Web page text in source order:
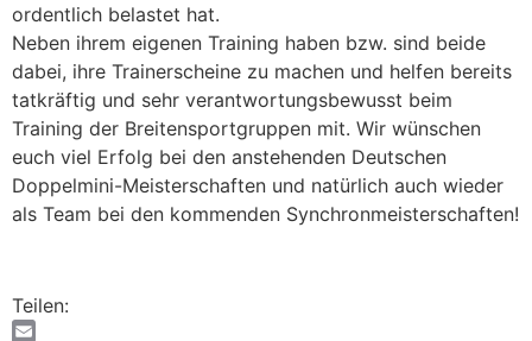
ordentlich belastet hat.
Neben ihrem eigenen Training haben bzw. sind beide
dabei, ihre Trainerscheine zu machen und helfen bereits
tatkräftig und sehr verantwortungsbewusst beim
Training der Breitensportgruppen mit. Wir wünschen
euch viel Erfolg bei den anstehenden Deutschen
Doppelmini-Meisterschaften und natürlich auch wieder
als Team bei den kommenden Synchronmeisterschaften!
Teilen: